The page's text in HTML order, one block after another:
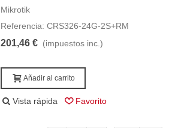
Mikrotik
Referencia: CRS326-24G-2S+RM
201,46 € (impuestos inc.)
Añadir al carrito
Vista rápida Favorito